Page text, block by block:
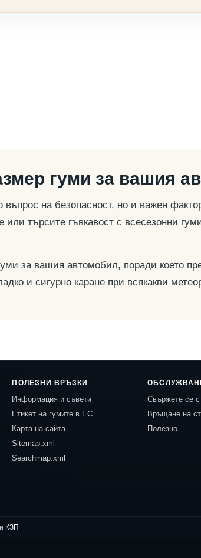
гуми за вашия
на безопасност, но и важен
търсите гъвкавост с всесезонни
за вашия автомобил, поради което
и сигурно каране при всякакви
ПОЛЕЗНИ ВРЪЗКИ
Информация и съвети
Етикет на гумите в ЕС
Карта на сайта
Sitemap.xml
Searchmap.xml
Свържете се с
Връщане на
Полезно
КЗП